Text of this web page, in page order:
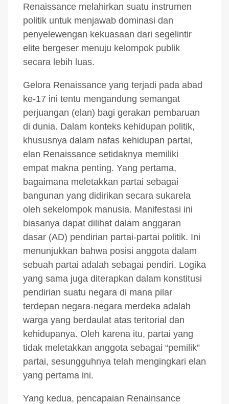
Renaissance melahirkan suatu instrumen
politik untuk menjawab dominasi dan
penyelewengan kekuasaan dari segelintir
elite bergeser menuju kelompok publik
secara lebih luas.
Gelora Renaissance yang terjadi pada abad
ke-17 ini tentu mengandung semangat
perjuangan (elan) bagi gerakan pembaruan
di dunia. Dalam konteks kehidupan politik,
khususnya dalam nafas kehidupan partai,
elan Renaissance setidaknya memiliki
empat makna penting. Yang pertama,
bagaimana meletakkan partai sebagai
bangunan yang didirikan secara sukarela
oleh sekelompok manusia. Manifestasi ini
biasanya dapat dilihat dalam anggaran
dasar (AD) pendirian partai-partai politik. Ini
menunjukkan bahwa posisi anggota dalam
sebuah partai adalah sebagai pendiri. Logika
yang sama juga diterapkan dalam konstitusi
pendirian suatu negara di mana pilar
terdepan negara-negara merdeka adalah
warga yang berdaulat atas teritorial dan
kehidupanya. Oleh karena itu, partai yang
tidak meletakkan anggota sebagai “pemilik”
partai, sesungguhnya telah mengingkari elan
yang pertama ini.
Yang kedua, pencapaian Renainsance